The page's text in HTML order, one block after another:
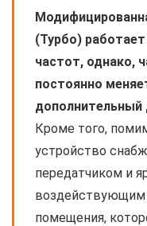
(Турбо)
частот, однако,
постоянно
Кроме того,
устройство
передатчиком и
помещения,